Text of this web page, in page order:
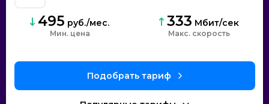
495 руб./мес.
Мин. цена
333 Мбит/сек
скорость